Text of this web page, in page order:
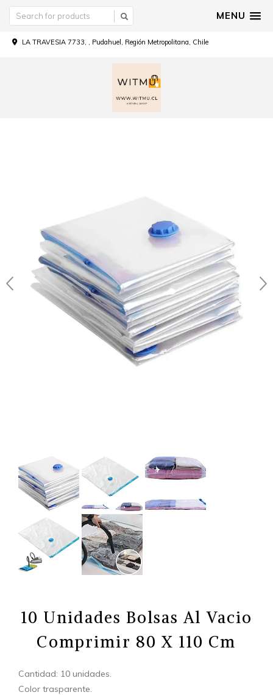
MENU
LA TRAVESIA 7733, , Pudahuel, Región Metropolitana, Chile
10 Unidades Bolsas Al Vacio
Comprimir 80 X 110 Cm
Cantidad: 10 unidades.
Color trasparente.